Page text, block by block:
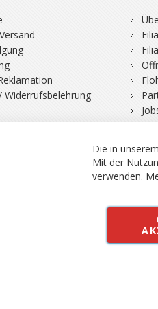
Widerrufsbelehrung
Vertrag
Alle Preise inkl.
Die in
Mit der
verwenden.